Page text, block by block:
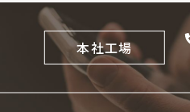
本社工場